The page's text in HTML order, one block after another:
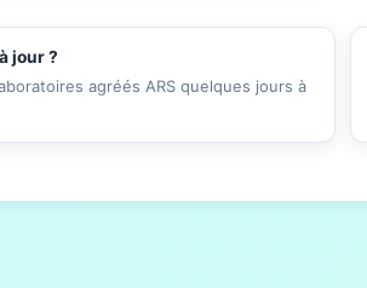
jour ?
agréés ARS quelques jours à